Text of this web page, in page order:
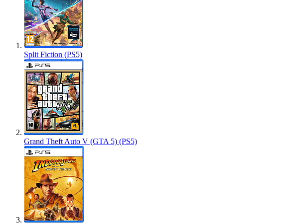
Split Fiction (PS5)
Grand Theft Auto V (GTA 5) (PS5)